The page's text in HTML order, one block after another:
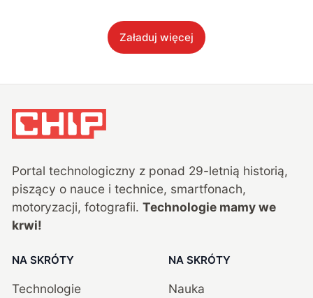
Załaduj więcej
Portal technologiczny z ponad 29-letnią historią,
piszący o nauce i technice, smartfonach,
motoryzacji, fotografii. Technologie mamy we
krwi!
NA SKRÓTY
Technologie
NA SKRÓTY
Nauka